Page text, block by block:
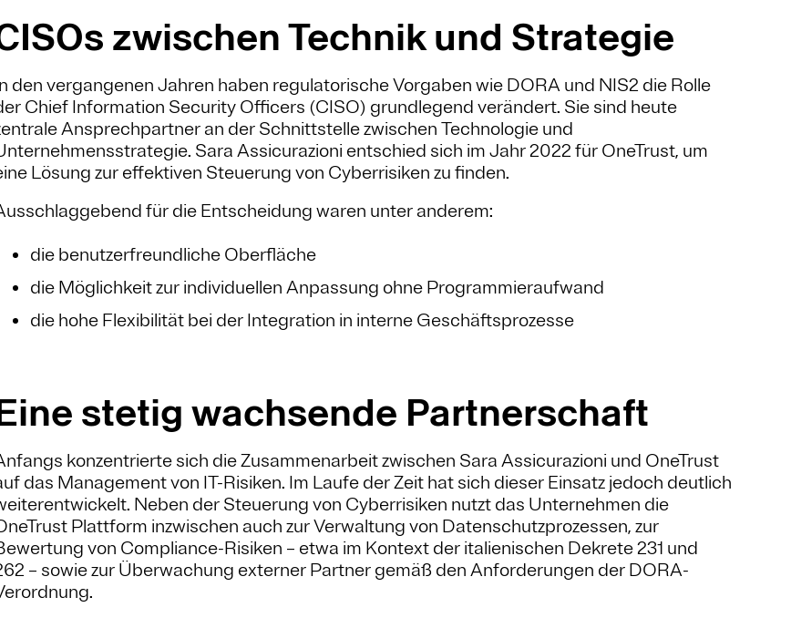
zwischen Technik und Strategie
den vergangenen Jahren haben regulatorische Vorgaben wie DORA und NIS2 die Rolle
Chief Information Security Officers (CISO) grundlegend verändert. Sie sind heute
Ansprechpartner an der Schnittstelle zwischen Technologie und
Sara Assicurazioni entschied sich im Jahr 2022 für OneTrust, um
Lösung zur effektiven Steuerung von Cyberrisiken zu finden.
für die Entscheidung waren unter anderem:
die benutzerfreundliche Oberfläche
die Möglichkeit zur individuellen Anpassung ohne Programmieraufwand
die hohe Flexibilität bei der Integration in interne Geschäftsprozesse
stetig wachsende Partnerschaft
konzentrierte sich die Zusammenarbeit zwischen Sara Assicurazioni und OneTrust
das Management von IT-Risiken. Im Laufe der Zeit hat sich dieser Einsatz jedoch deutlich
Neben der Steuerung von Cyberrisiken nutzt das Unternehmen die
Plattform inzwischen auch zur Verwaltung von Datenschutzprozessen, zur
von Compliance-Risiken – etwa im Kontext der italienischen Dekrete 231 und
– sowie zur Überwachung externer Partner gemäß den Anforderungen der DORA-